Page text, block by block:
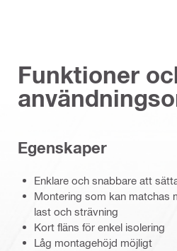
Funktioner
Egenskaper
Enklare och snabbare att
Montering som kan matchas
last och strävning
Kort fläns för enkel isolering
Låg montagehöjd möjligt